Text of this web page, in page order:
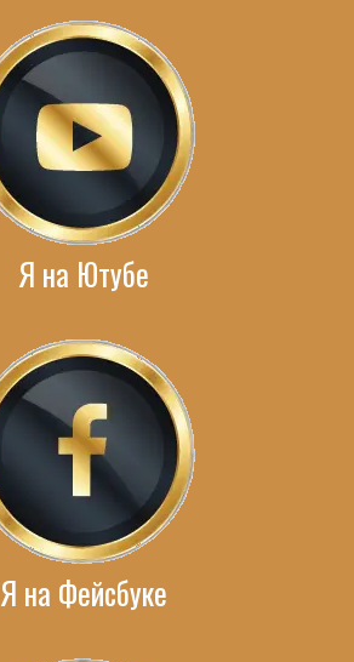
Я на Ютубе
Я на Фейсбуке